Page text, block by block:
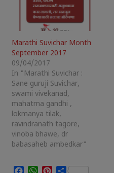
Marathi Suvichar Month
September 2017
09/04/2017
In "Marathi Suvichar :
Sane guruji Suvichar,
swami vivekanad,
mahatma gandhi ,
lokmanya tilak,
ravindranath tagore,
vinoba bhawe, dr
babasaheb ambedkar"
Facebook
WhatsApp
Pinterest
Share